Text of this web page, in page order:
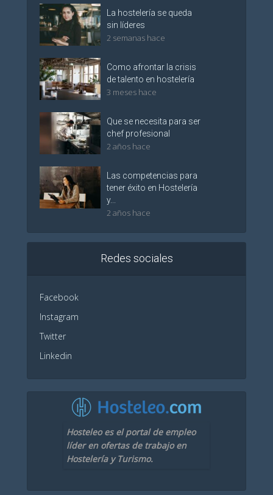
La hostelería se queda
sin líderes
2 semanas hace
Como afrontar la crisis
de talento en hostelería
3 meses hace
Que se necesita para ser
chef profesional
2 años hace
Las competencias para
tener éxito en Hostelería
y...
2 años hace
Redes sociales
Facebook
Instagram
Twitter
Linkedin
Hosteleo es el portal de empleo
líder en ofertas de trabajo en
Hostelería y Turismo.